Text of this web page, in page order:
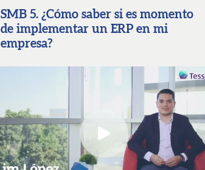
SMB 5. ¿Cómo saber si es momento
de implementar un ERP en mi
empresa?